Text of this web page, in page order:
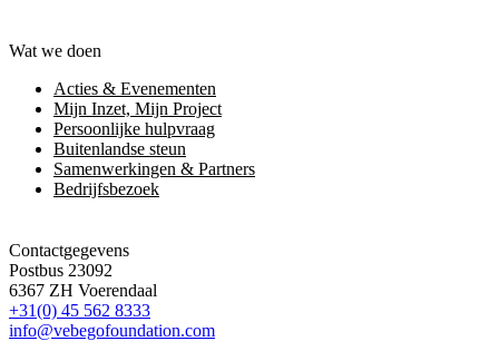
Wat we doen
Acties & Evenementen
Mijn Inzet, Mijn Project
Persoonlijke hulpvraag
Buitenlandse steun
Samenwerkingen & Partners
Bedrijfsbezoek
Contactgegevens
Postbus 23092
6367 ZH Voerendaal
+31(0) 45 562 8333
info@vebegofoundation.com